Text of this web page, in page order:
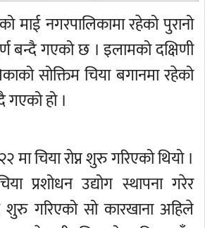
माई नगरपालिकामा रहेको पुरानो
बन्दै गएको छ । इलामको दक्षिणी
सोक्तिम चिया बगानमा रहेको
गएको हो ।
मा चिया रोप्न शुरु गरिएको थियो ।
प्रशोधन उद्योग स्थापना गरेर
शुरु गरिएको सो कारखाना अहिले